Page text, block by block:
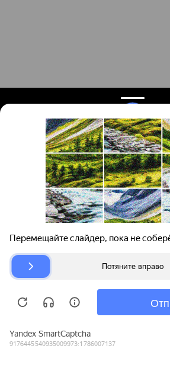
Поиск запчастей
Для автокомпаний
Авторазборки
О
© bibinet.ru - система поиска
Copyright 2010-2026 Все